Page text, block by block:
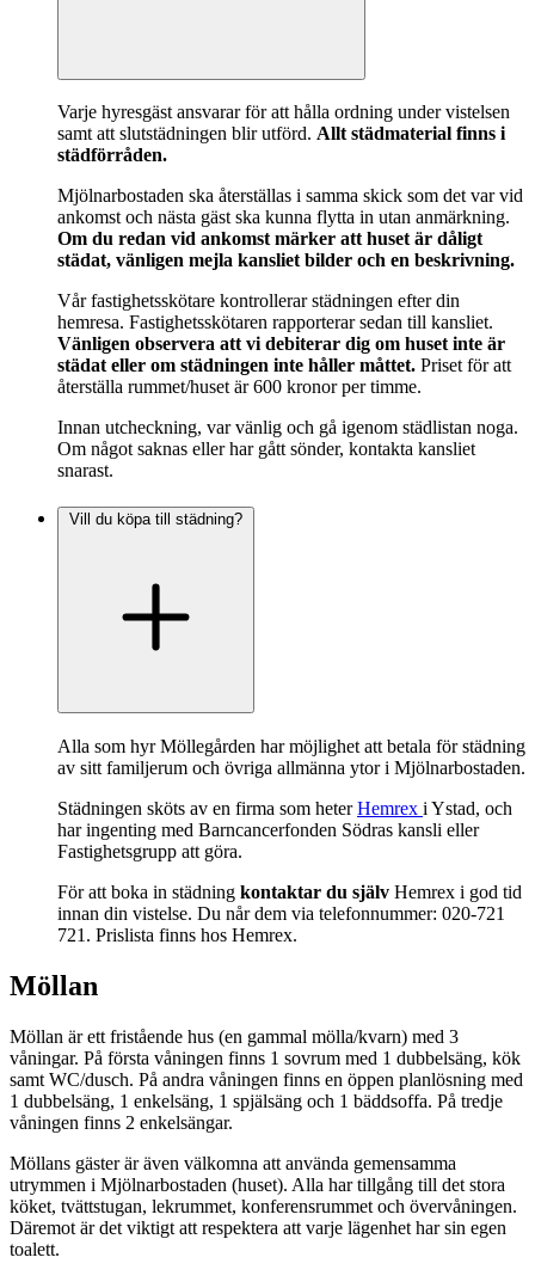
Varje hyresgäst ansvarar för att hålla ordning under vistelsen
samt att slutstädningen blir utförd. Allt städmaterial finns i
städförråden.
Mjölnarbostaden ska återställas i samma skick som det var vid
ankomst och nästa gäst ska kunna flytta in utan anmärkning.
Om du redan vid ankomst märker att huset är dåligt
städat, vänligen mejla kansliet bilder och en beskrivning.
Vår fastighetsskötare kontrollerar städningen efter din
hemresa. Fastighetsskötaren rapporterar sedan till kansliet.
Vänligen observera att vi debiterar dig om huset inte är
städat eller om städningen inte håller måttet. Priset för att
återställa rummet/huset är 600 kronor per timme.
Innan utcheckning, var vänlig och gå igenom städlistan noga.
Om något saknas eller har gått sönder, kontakta kansliet
snarast.
Vill du köpa till städning?
Alla som hyr Möllegården har möjlighet att betala för städning
av sitt familjerum och övriga allmänna ytor i Mjölnarbostaden.
Städningen sköts av en firma som heterHemrex i Ystad, och
har ingenting med Barncancerfonden Södras kansli eller
Fastighetsgrupp att göra.
För att boka in städning kontaktar du själv Hemrex i god tid
innan din vistelse. Du når dem via telefonnummer: 020-721
721. Prislista finns hos Hemrex.
Möllan
Möllan är ett fristående hus (en gammal mölla/kvarn) med 3
våningar. På första våningen finns 1 sovrum med 1 dubbelsäng, kök
samt WC/dusch. På andra våningen finns en öppen planlösning med
1 dubbelsäng, 1 enkelsäng, 1 spjälsäng och 1 bäddsoffa. På tredje
våningen finns 2 enkelsängar.
Möllans gäster är även välkomna att använda gemensamma
utrymmen i Mjölnarbostaden (huset). Alla har tillgång till det stora
köket, tvättstugan, lekrummet, konferensrummet och övervåningen.
Däremot är det viktigt att respektera att varje lägenhet har sin egen
toalett.